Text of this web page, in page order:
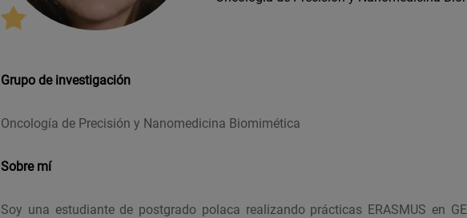
Grupo de investigación
Oncología de Precisión y Nanomedicina Biomimética
Sobre mí
Soy una estudiante de postgrado polaca realizando prácticas ERASMUS en